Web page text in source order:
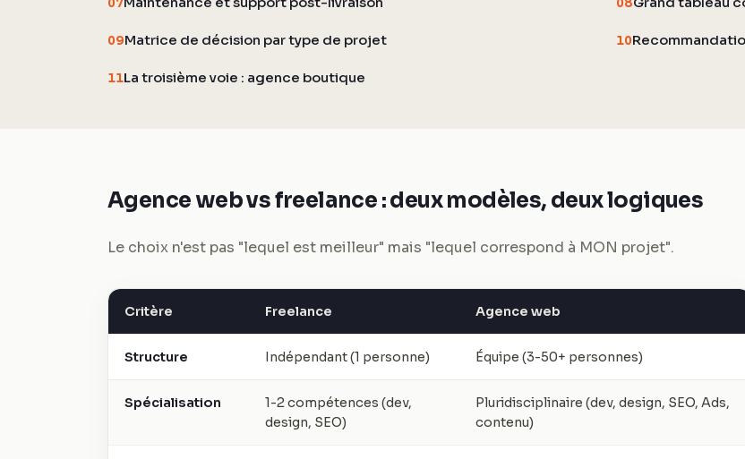
07 08
09Matrice de décision par type de projet 10
11La troisième voie : agence boutique
Agence web vs freelance : deux modèles, deux logiques
Le choix n'est pas "lequel est meilleur" mais "lequel correspond à MON projet".
Critère Freelance Agence web
Structure Indépendant (1 personne) Équipe (3-50+ personnes)
Spécialisation
1-2 compétences (dev,
design, SEO)
Pluridisciplinaire (dev, design, SEO, Ads,
contenu)